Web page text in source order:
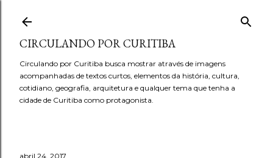
CIRCULANDO POR CURITIBA
Circulando por Curitiba busca mostrar através de imagens
acompanhadas de textos curtos, elementos da história, cultura,
cotidiano, geografia, arquitetura e qualquer tema que tenha a
cidade de Curitiba como protagonista.
abril 24, 2017